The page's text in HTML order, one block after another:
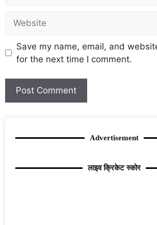
Save my name, email, and
for the next time I comment.
Advertisement
लाइव क्रिकेट स्कोर